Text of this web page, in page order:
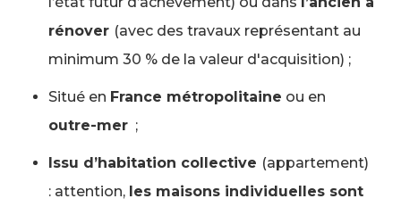
rénover (avec des travaux représentant au
minimum 30 % de la valeur d'acquisition) ;
Situé en France métropolitaine ou en
outre-mer ;
Issu d’habitation collective (appartement)
: attention, les maisons individuelles sont